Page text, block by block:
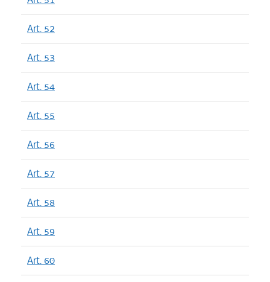
Art. 52
Art. 53
Art. 54
Art. 55
Art. 56
Art. 57
Art. 58
Art. 59
Art. 60